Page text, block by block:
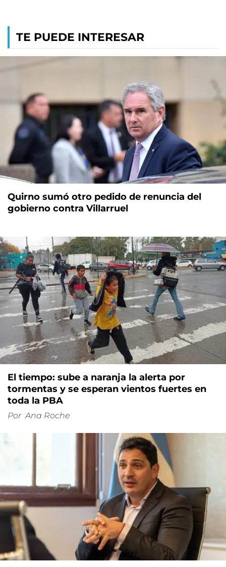
TE PUEDE INTERESAR
Quirno sumó otro pedido de renuncia del
gobierno contra Villarruel
El tiempo: sube a naranja la alerta por
tormentas y se esperan vientos fuertes en
toda la PBA
Por Ana Roche